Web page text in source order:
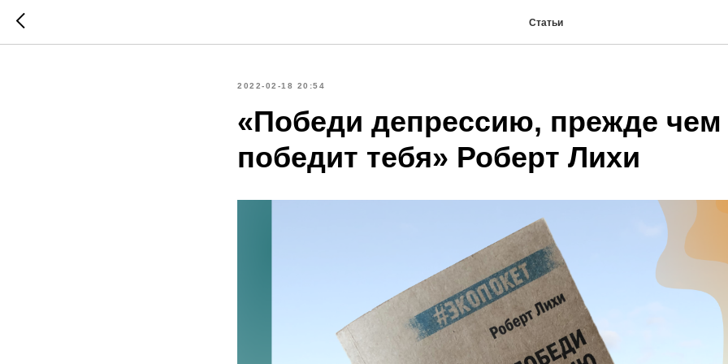
Статьи
2022-02-18 20:54
«Победи депрессию, прежде чем
победит тебя» Роберт Лихи